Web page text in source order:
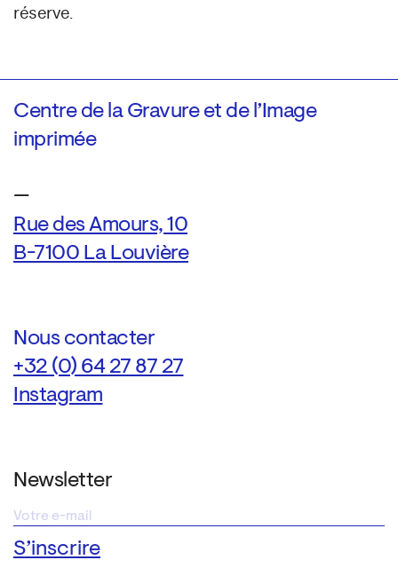
réserve.
Centre de la Gravure et de l’Image
imprimée
—
Rue des Amours, 10
B-7100 La Louvière
Nous contacter
+32 (0) 64 27 87 27
Instagram
Newsletter